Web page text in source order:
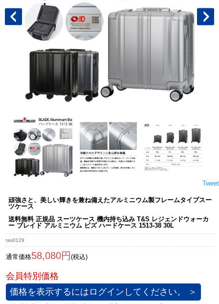
Tweet
頑強さと、美しい輝きを兼ね備えたアルミニウム製フレームタイプスー
ツケース
送料無料 正規品 スーツケース 機内持ち込み T&S レジェンドウォーカ
ー ブレイド アルミニウム ビズ ハードケース 1513-38 30L
tas0129
通常価格58,080円 (税込)
価格を表示するにはログインしてください。 ＞